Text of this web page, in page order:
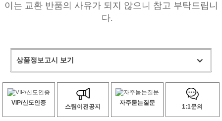
이는 교환 반품의 사유가 되지 않으니 참고 부탁드립니
다.
상품정보고시 보기
VIP/신도인증
스팀이전공지
자주묻는질문
1:1문의